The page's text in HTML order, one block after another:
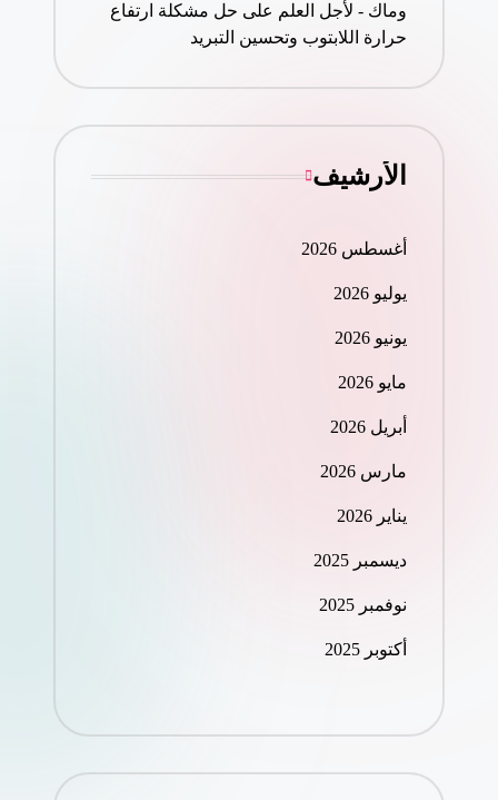
وماك - لأجل العلم على حل مشكلة ارتفاع
حرارة اللابتوب وتحسين التبريد
الأرشيف
أغسطس 2026
يوليو 2026
يونيو 2026
مايو 2026
أبريل 2026
مارس 2026
يناير 2026
ديسمبر 2025
نوفمبر 2025
أكتوبر 2025